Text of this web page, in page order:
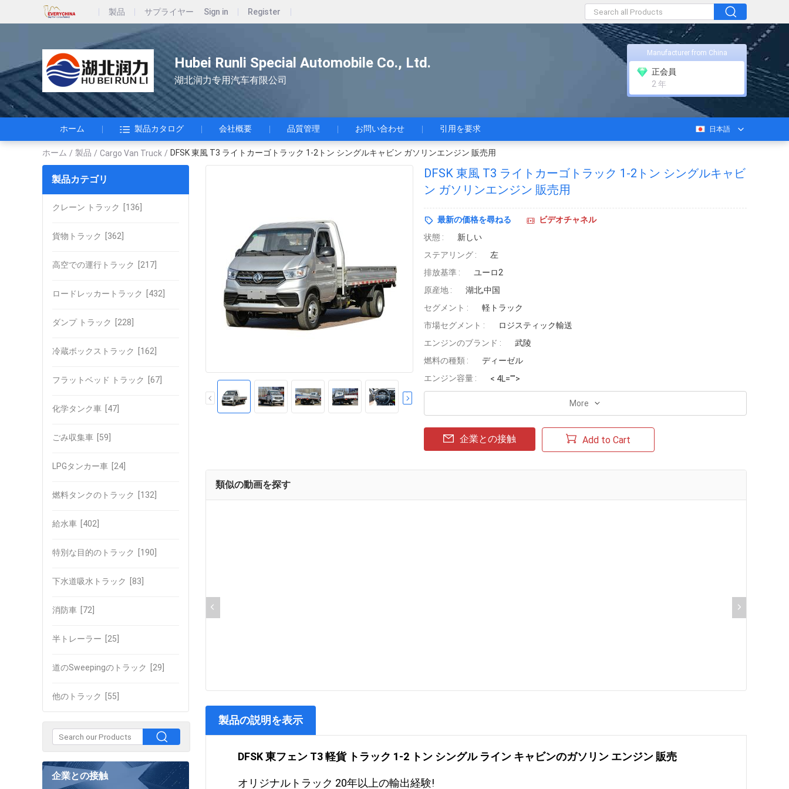
製品 サプライヤー Sign in Register
Hubei Runli Special Automobile Co., Ltd.
湖北润力专用汽车有限公司
Manufacturer from China
正会員
2 年
ホーム 製品カタログ 会社概要 品質管理 お問い合わせ 引用を要求 日本語
ホーム / 製品 / Cargo Van Truck / DFSK 東風 T3 ライトカーゴトラック 1-2トン シングルキャビン ガソリンエンジン 販売用
製品カテゴリ
クレーン トラック [136]
貨物トラック [362]
高空での運行トラック [217]
ロードレッカートラック [432]
ダンプ トラック [228]
冷蔵ボックストラック [162]
フラットベッド トラック [67]
化学タンク車 [47]
ごみ収集車 [59]
LPGタンカー車 [24]
燃料タンクのトラック [132]
給水車 [402]
特別な目的のトラック [190]
下水道吸水トラック [83]
消防車 [72]
半トレーラー [25]
道のSweepingのトラック [29]
他のトラック [55]
企業との接触
DFSK 東風 T3 ライトカーゴトラック 1-2トン シングルキャビ
ン ガソリンエンジン 販売用
最新の価格を尋ねる
ビデオチャネル
状態 :
新しい
ステアリング :
左
排放基準 :
ユーロ2
原産地 :
湖北,中国
セグメント :
軽トラック
市場セグメント :
ロジスティック輸送
エンジンのブランド :
武陵
燃料の種類 :
ディーゼル
エンジン容量 :
< 4L="">
More
企業との接触 Add to Cart
類似の動画を探す
製品の説明を表示
DFSK 東フェン T3 軽貨 トラック 1-2 トン シングル ライン キャビンのガソリン エンジン 販売
オリジナルトラック 20年以上の輸出経験!